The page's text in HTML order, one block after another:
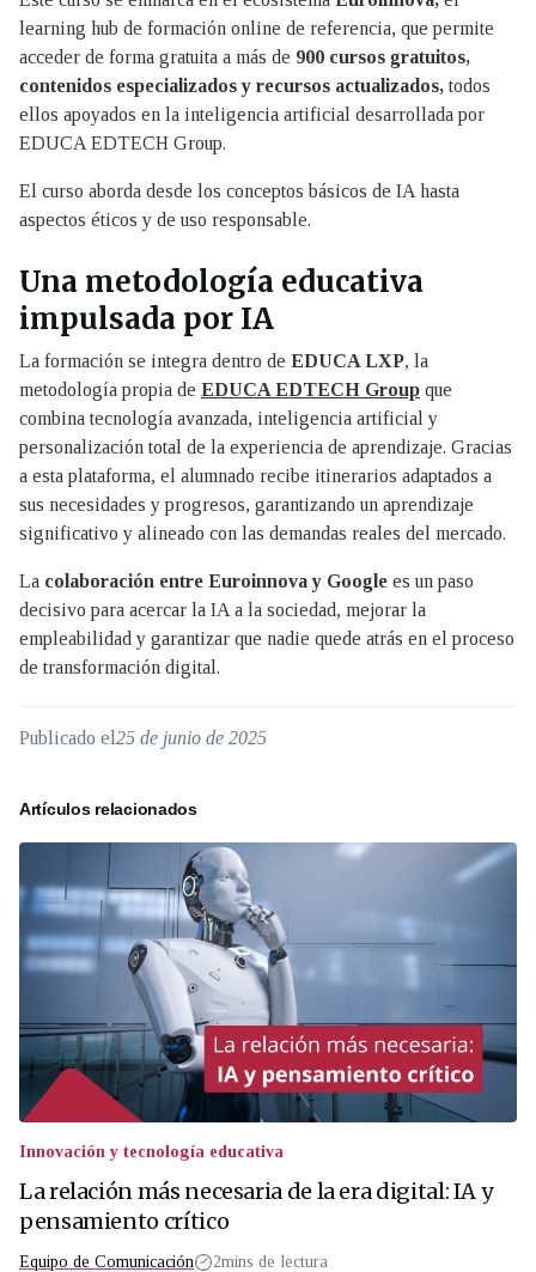
learning hub de formación online de referencia, que permite
acceder de forma gratuita a más de 900 cursos gratuitos,
contenidos especializados y recursos actualizados,todos
ellos apoyados en la inteligencia artificial desarrollada por
EDUCA EDTECH Group.
El curso aborda desde los conceptos básicos de IA hasta
aspectos éticos y de uso responsable.
Una metodología educativa
impulsada por IA
La formación se integra dentro de EDUCA LXP, la
metodología propia de EDUCA EDTECH Group que
combina tecnología avanzada, inteligencia artificial y
personalización total de la experiencia de aprendizaje. Gracias
a esta plataforma, el alumnado recibe itinerarios adaptados a
sus necesidades y progresos, garantizando un aprendizaje
significativo y alineado con las demandas reales del mercado.
La colaboración entre Euroinnova y Google es un paso
decisivo para acercar la IA a la sociedad, mejorar la
empleabilidad y garantizar que nadie quede atrás en el proceso
de transformación digital.
Publicado el25 de junio de 2025
Artículos relacionados
Innovación y tecnología educativa
La relación más necesaria de la era digital: IA y
pensamiento crítico
Equipo de Comunicación 2mins de lectura